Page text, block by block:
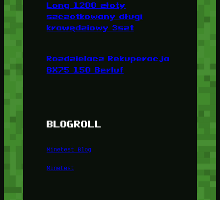
Long 1200 złoty
szczotkowany długi
krawędziowy 3szt
Rozdzielacz Rekuperacja
8X75 150 Berluf
BLOGROLL
Minetest Blog
Minetest